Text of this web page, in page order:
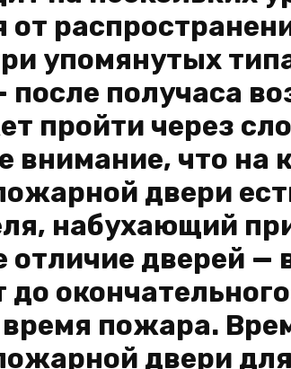
от
упомянутых
получаса
пройти через
внимание, что на
двери
набухающий
отличие дверей —
до
пожара.
двери